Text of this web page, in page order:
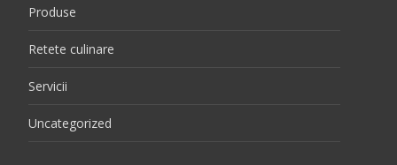
Produse
Retete culinare
Servicii
Uncategorized